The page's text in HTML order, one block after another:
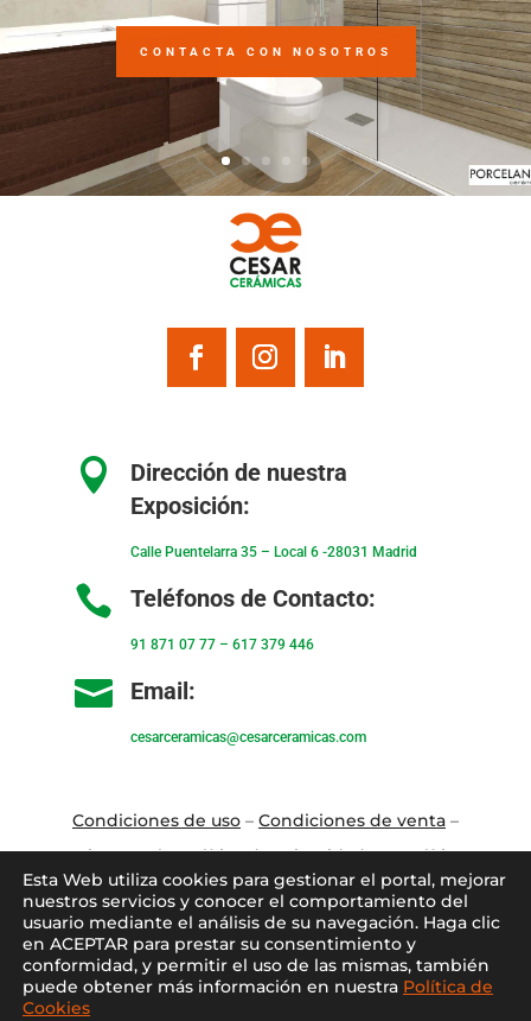
CONTACTA CON NOSOTROS

Dirección de nuestra
Exposición:
Calle Puentelarra 35 – Local 6 -28031 Madrid
 Teléfonos de Contacto:
91 871 07 77– 617 379 446
 Email:
cesarceramicas@cesarceramicas.com
Condiciones de uso– Condiciones de venta–
Aviso Legal–Política de privacidad –Política
de cookies
Blog–Contacto–Conócenos –Mi Cuenta
Esta Web utiliza cookies para gestionar el portal, mejorar
nuestros servicios y conocer el comportamiento del
usuario mediante el análisis de su navegación. Haga clic
en ACEPTAR para prestar su consentimiento y
conformidad, y permitir el uso de las mismas, también
puede obtener más información en nuestra Política de
Cookies